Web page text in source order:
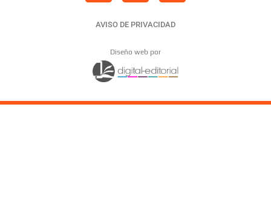
AVISO DE PRIVACIDAD
Diseño web por